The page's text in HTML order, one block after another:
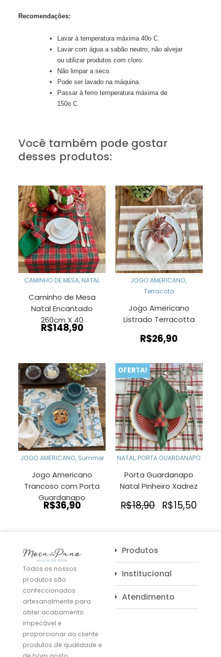
Recomendações:
Lavar à temperatura máxima 40o C.
Lavar com água a sabão neutro, não alvejar
ou utilizar produtos com cloro.
Não limpar a seco.
Pode ser lavado na máquina.
Passar à ferro temperatura máxima de
150o C
Você também pode gostar
desses produtos:
CAMINHO DE MESA,NATAL
Caminho de Mesa
Natal Encantado
260cm X 40
R$148,90
JOGO AMERICANO,
Terracota
Jogo Americano
Listrado Terracotta
R$26,90
JOGO AMERICANO, Summer
Jogo Americano
Trancoso com Porta
Guardanapo
R$36,90
OFERTA!
NATAL,PORTA GUARDANAPO
Porta Guardanapo
Natal Pinheiro Xadrez
R$18,90 O
R$15,50
Todos os nossos
produtos são
confeccionados
artesanalmente para
obter acabamento
impecável e
proporcionar ao cliente
produtos de qualidade e
Produtos
Institucional
Atendimento